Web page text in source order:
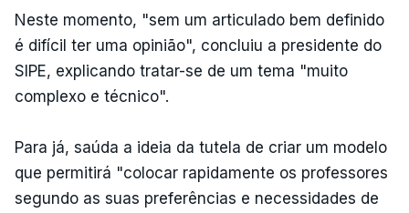
Neste momento, "sem um articulado bem definido
é difícil ter uma opinião", concluiu a presidente do
SIPE, explicando tratar-se de um tema "muito
complexo e técnico".
Para já, saúda a ideia da tutela de criar um modelo
que permitirá "colocar rapidamente os professores
segundo as suas preferências e necessidades de